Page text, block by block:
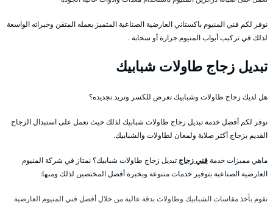
نوفر لكم فني المنيوم باكستاني العارضية الصناعية المتميز بعمله المتقن وخبراته الواسعة
لذلك في تركيب أبواب المنيوم جرارة أو سحابة .
تبديل زجاج طاولات شبابيك
هل لديك زجاج طاولات وشبابيك تعرض للكسر وتريد تجديده؟
نوفر لكم أفضل خدمة تبديل زجاج طاولات شبابيك لذلك حيث نعمل على استبدال الزجاج
القديم بزجاج أكثر صلابة ولمعان لطاولات والشبابيك.
ماهي مميزات خدمةفني زجاج تبديل زجاج طاولات شبابيك؟ نمتاز في شركة المنيوم
العارضية الصناعية بتوفير خدمات متنوعة وبخبرة أفضل المختصين لذلك ومنها:
نقوم بأخذ مقاسات الشبابيك وطاولات بدقة عالية من خلال أفضل فني المنيوم العارضية